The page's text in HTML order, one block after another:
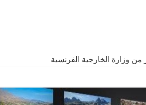
من وزارة الخارجية الفرنسية